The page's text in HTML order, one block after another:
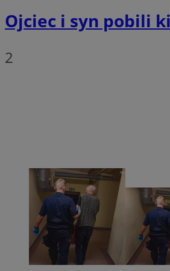
Ojciec i syn pobili
2